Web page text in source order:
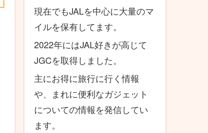
現在でもJALを中心に大量のマ
イルを保有してます。
2022年にはJAL好きが高じて
JGCを取得しました。
主にお得に旅行に行く情報
や、まれに便利なガジェット
についての情報を発信してい
ます。